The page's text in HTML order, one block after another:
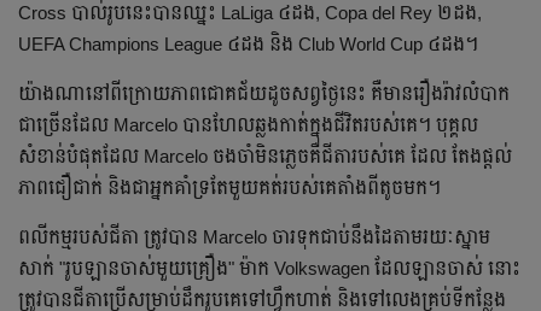
Cross បាល់រូបនេះបានឈ្នះ LaLiga ៤ដង, Copa del Rey ២ដង,
UEFA Champions League ៤ដង និង Club World Cup ៤ដង។
យ៉ាងណានៅពីក្រោយភាពជោគជ័យដូចសព្វថ្ងៃនេះ គឺមានរឿងរ៉ាវលំបាក
ជាច្រើនដែល Marcelo បានហែលឆ្លងកាត់ក្នុងជីវិតរបស់គេ។ បុគ្គល
សំខាន់បំផុតដែល Marcelo ចងចាំមិនភ្លេចគឺជីតារបស់គេ ដែល តែងផ្ដល់
ភាពជឿជាក់ និងជាអ្នកគាំទ្រតែមួយគត់របស់គេតាំងពីតូចមក។
ពលីកម្មរបស់ជីតា ត្រូវបាន Marcelo ចារទុកជាប់នឹងដៃតាមរយៈស្នាម
សាក់ "រូបឡានចាស់មួយគ្រឿង" ម៉ាក Volkswagen ដែលឡានចាស់ នោះ
ត្រូវបានជីតាប្រើសម្រាប់ដឹករូបគេទៅហ្វឹកហាត់ និងទៅលេងគ្រប់ទីកន្លែង